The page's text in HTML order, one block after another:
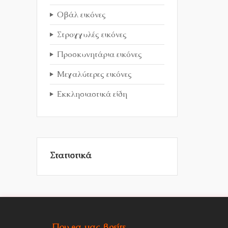
Οβάλ εικόνες
Στρογγυλές εικόνες
Προσκυνητάρια εικόνες
Μεγαλύτερες εικόνες
Εκκλησιαστικά είδη
Στατιστικά